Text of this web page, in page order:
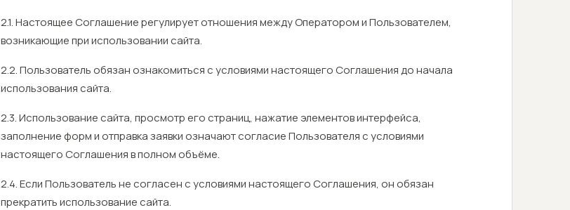
2.1. Настоящее Соглашение регулирует отношения между Оператором и Пользователем,
возникающие при использовании сайта.
2.2. Пользователь обязан ознакомиться с условиями настоящего Соглашения до начала
использования сайта.
2.3. Использование сайта, просмотр его страниц, нажатие элементов интерфейса,
заполнение форм и отправка заявки означают согласие Пользователя с условиями
настоящего Соглашения в полном объёме.
2.4. Если Пользователь не согласен с условиями настоящего Соглашения, он обязан
прекратить использование сайта.